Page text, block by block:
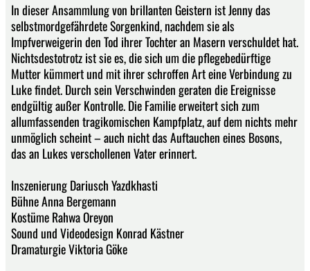
In dieser Ansammlung von brillanten Geistern ist Jenny das
selbstmordgefährdete Sorgenkind, nachdem sie als
Impfverweigerin den Tod ihrer Tochter an Masern verschuldet hat.
Nichtsdestotrotz ist sie es, die sich um die pflegebedürftige
Mutter kümmert und mit ihrer schroffen Art eine Verbindung zu
Luke findet. Durch sein Verschwinden geraten die Ereignisse
endgültig außer Kontrolle. Die Familie erweitert sich zum
allumfassenden tragikomischen Kampfplatz, auf dem nichts mehr
unmöglich scheint – auch nicht das Auftauchen eines Bosons,
das an Lukes verschollenen Vater erinnert.
Inszenierung Dariusch Yazdkhasti
Bühne Anna Bergemann
Kostüme Rahwa Oreyon
Sound und Videodesign Konrad Kästner
Dramaturgie Viktoria Göke